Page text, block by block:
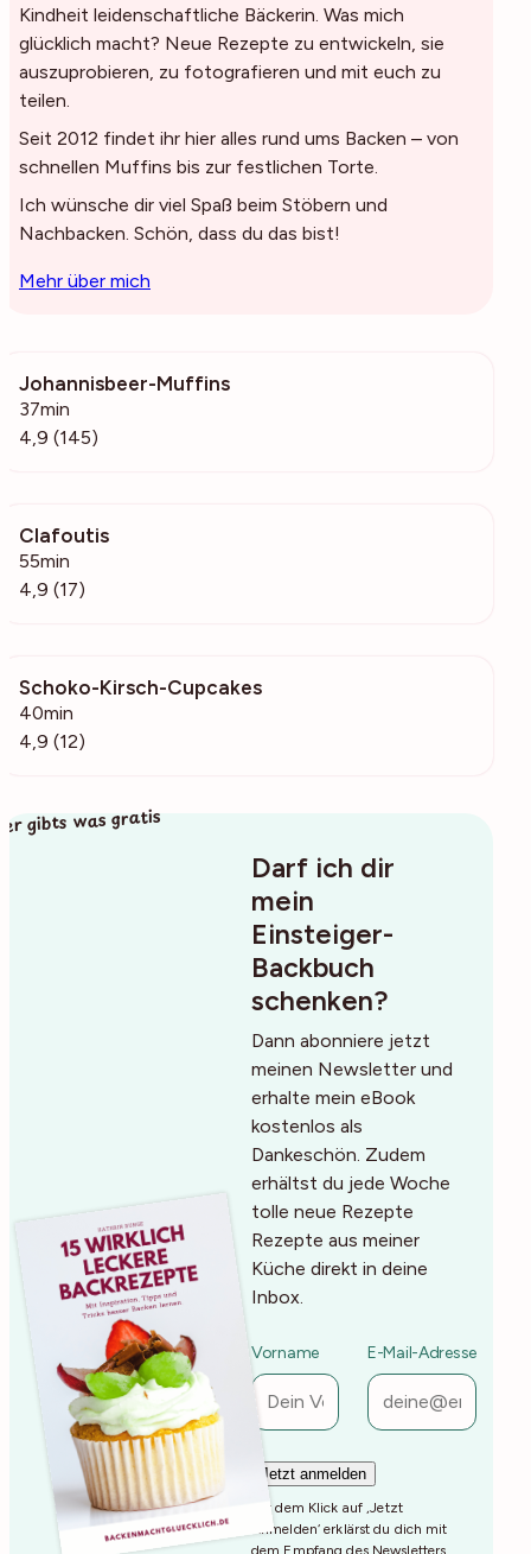
Kindheit leidenschaftliche Bäckerin. Was mich
glücklich macht? Neue Rezepte zu entwickeln, sie
auszuprobieren, zu fotografieren und mit euch zu
teilen.
Seit 2012 findet ihr hier alles rund ums Backen – von
schnellen Muffins bis zur festlichen Torte.
Ich wünsche dir viel Spaß beim Stöbern und
Nachbacken. Schön, dass du das bist!
Mehr über mich
Johannisbeer-Muffins
37min
4,9 (145)
Clafoutis
55min
4,9 (17)
Schoko-Kirsch-Cupcakes
40min
4,9 (12)
Darf ich dir
mein
Einsteiger-
Backbuch
schenken?
Dann abonniere jetzt
meinen Newsletter und
erhalte mein eBook
kostenlos als
Dankeschön. Zudem
erhältst du jede Woche
tolle neue Rezepte
Rezepte aus meiner
Küche direkt in deine
Inbox.
Vorname E-Mail-Adresse
Mit dem Klick auf ‚Jetzt
Anmelden‘ erklärst du dich mit
dem Empfang des Newsletters
gibts was gratis